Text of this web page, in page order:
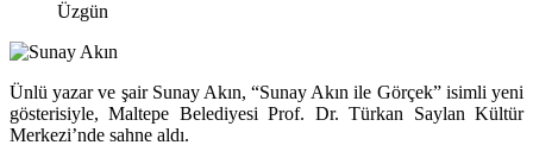
Üzgün
Ünlü yazar ve şair Sunay Akın, “Sunay Akın ile Görçek” isimli yeni
gösterisiyle, Maltepe Belediyesi Prof. Dr. Türkan Saylan Kültür
Merkezi’nde sahne aldı.